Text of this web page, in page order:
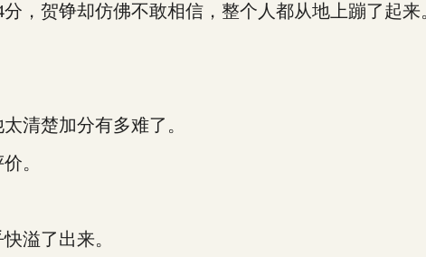
贺铮却仿佛不敢相信，整个人都从地上蹦了起来
清楚加分有多难了。
。
溢了出来。